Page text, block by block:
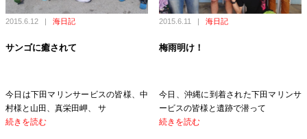
2015.6.12 | 海日記
サンゴに癒されて
今日は下田マリンサービスの皆様、中
村様と山田、真栄田岬、 サ
続きを読む
2015.6.11 | 海日記
梅雨明け！
今日、沖縄に到着された下田マリンサ
ービスの皆様と遺跡で潜って
続きを読む